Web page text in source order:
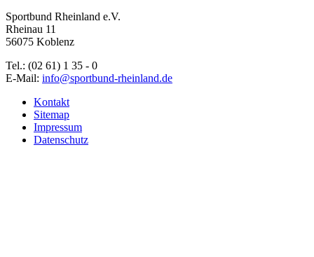
Sportbund Rheinland e.V.
Rheinau 11
56075 Koblenz
Tel.: (02 61) 1 35 - 0
E-Mail: info@sportbund-rheinland.de
Kontakt
Sitemap
Impressum
Datenschutz